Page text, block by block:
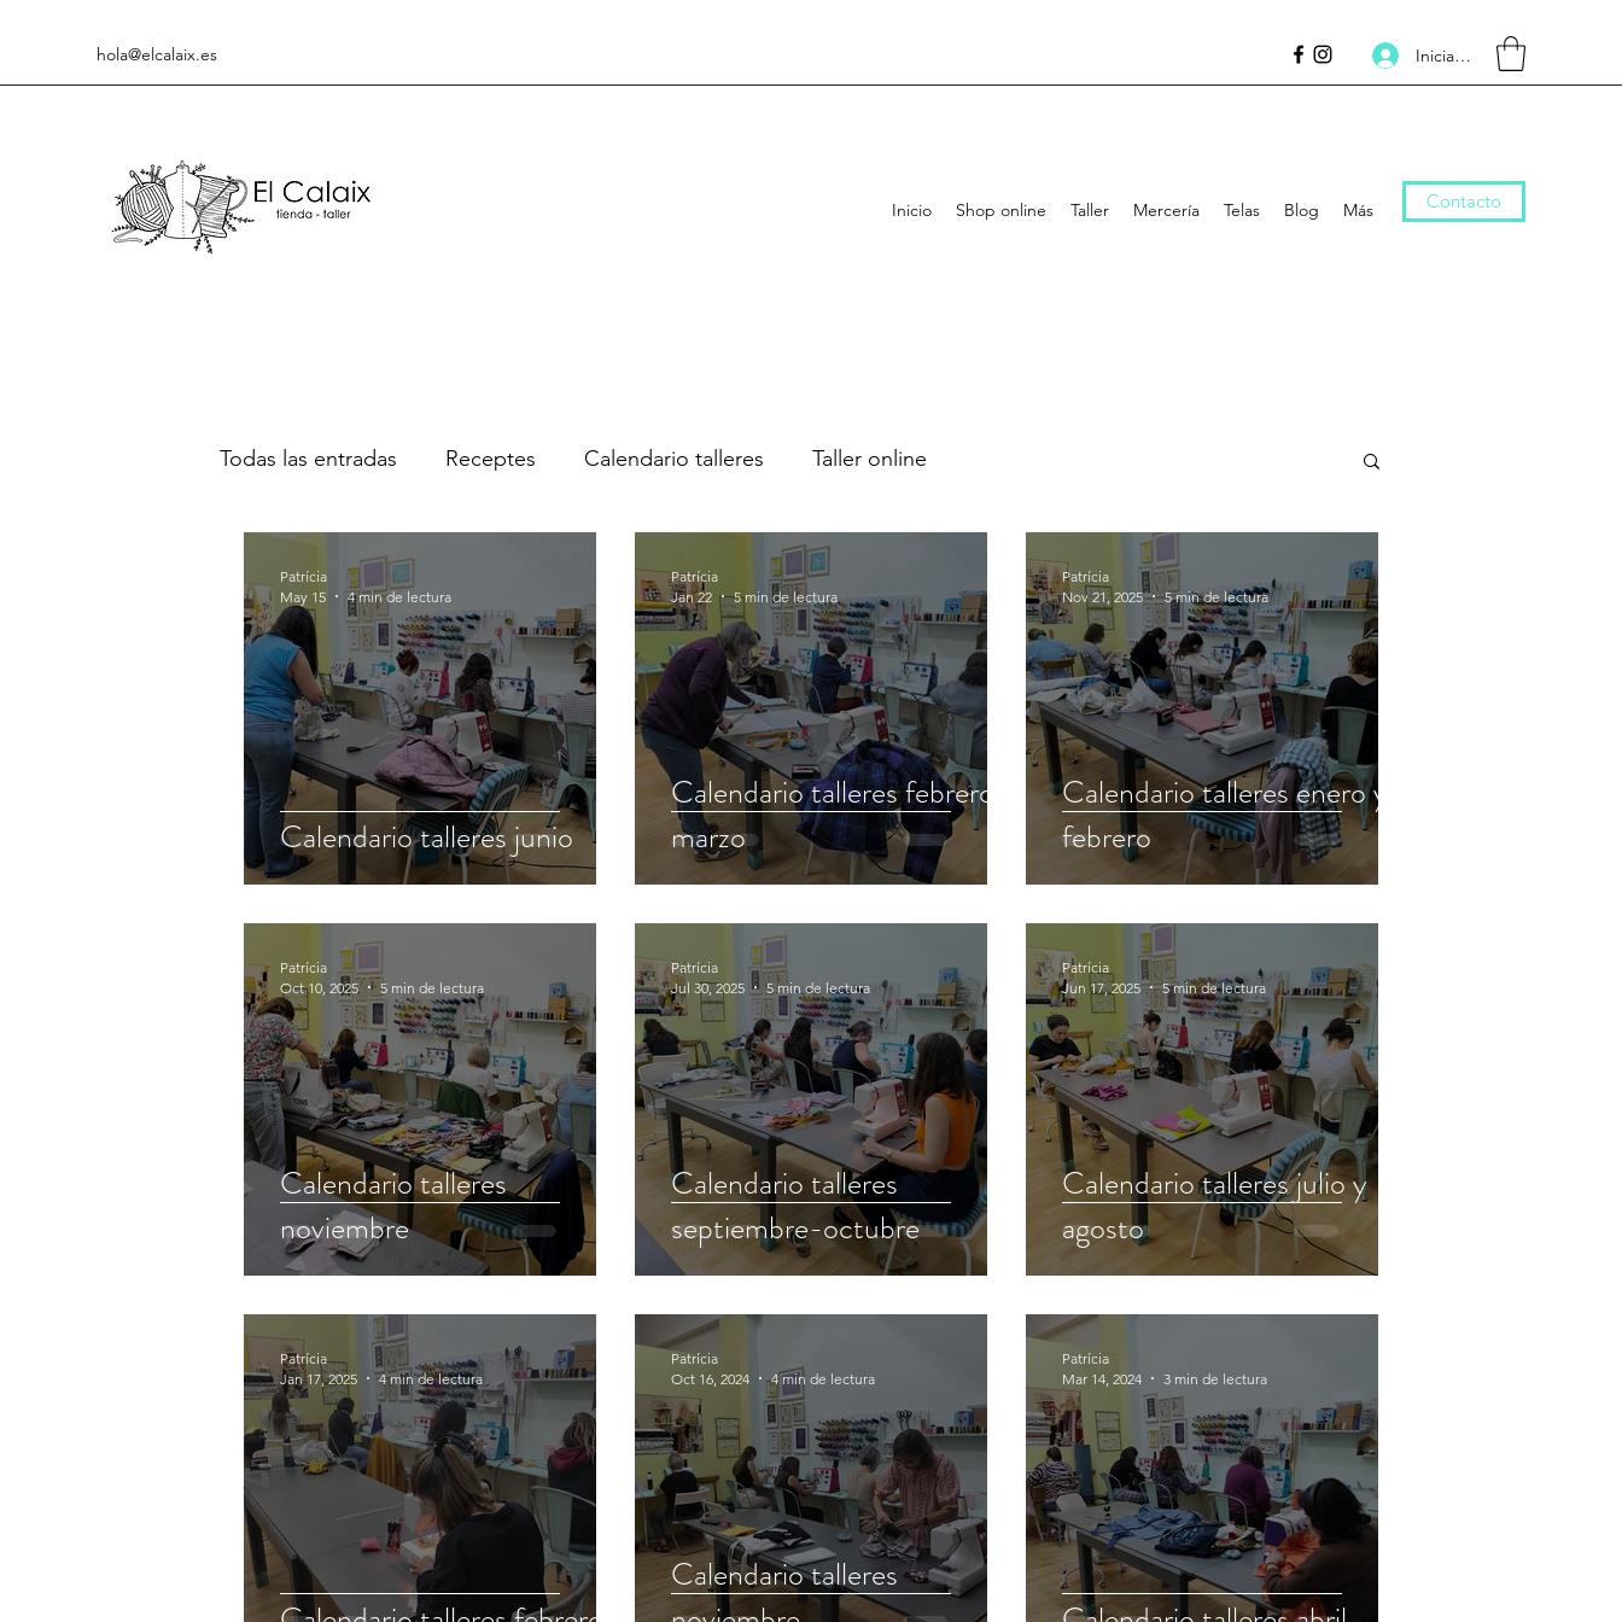
hola@elcalaix.es Inicia la sessió
Inicio Shop online Taller Mercería Telas Blog Más Contacto
Todas las entradas Receptes Calendario talleres Taller online
Calendario talleres junio
Patrícia
May 15
4 min de lectura
Calendario talleres febrero y
marzo
Patrícia
Jan 22
5 min de lectura
Calendario talleres enero y
febrero
Patrícia
Nov 21, 2025
5 min de lectura
Calendario talleres
noviembre
Patrícia
Oct 10, 2025
5 min de lectura
Calendario talleres
septiembre-octubre
Patrícia
Jul 30, 2025
5 min de lectura
Calendario talleres julio y
agosto
Patrícia
Jun 17, 2025
5 min de lectura
Patrícia
Jan 17, 2025
4 min de lectura
Calendario talleres
Patrícia
Oct 16, 2024
4 min de lectura
Patrícia
Mar 14, 2024
3 min de lectura